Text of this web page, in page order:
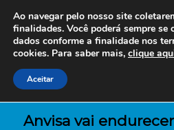
Anvisa vai
Ao navegar pelo nosso site
finalidades. Você poderá sempre
dados conforme a finalidade nos
cookies. Para saber mais, clique
Aceitar